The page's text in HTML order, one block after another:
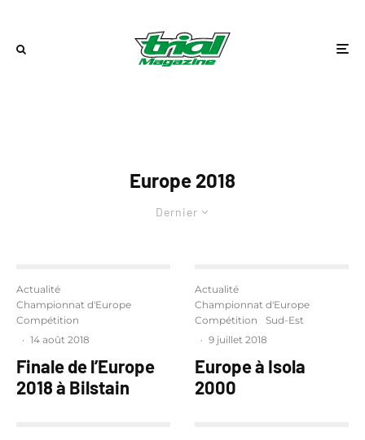
Europe 2018
Dernier
Actualité
Championnat d'Europe
Compétition
· 14 août 2018
Finale de l’Europe
2018 à Bilstain
Actualité
Championnat d'Europe
Compétition
Sud-Est
· 9 juillet 2018
Europe à Isola
2000